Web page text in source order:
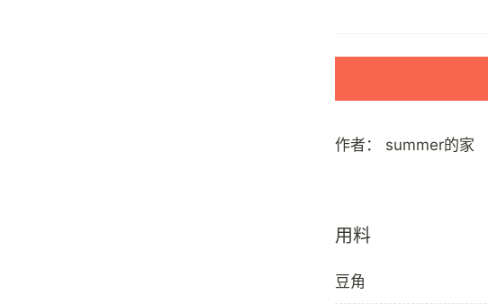
作者： summer的家
用料
豆角